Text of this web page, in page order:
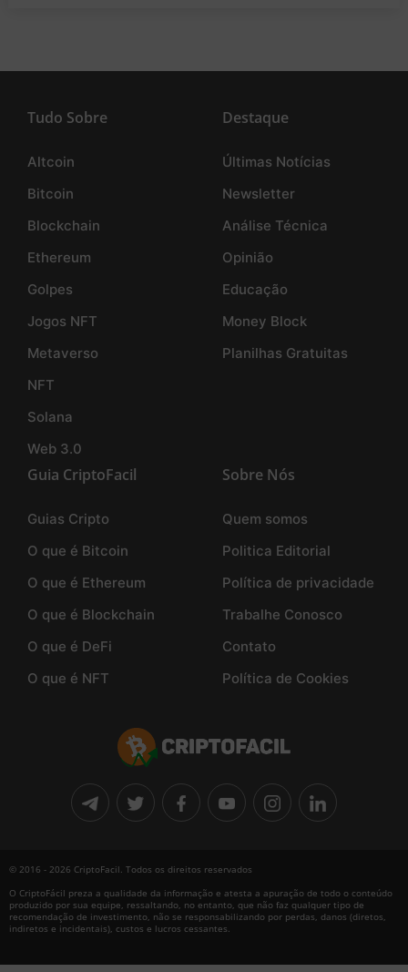
Tudo Sobre
Altcoin
Bitcoin
Blockchain
Ethereum
Golpes
Jogos NFT
Metaverso
NFT
Solana
Web 3.0
Destaque
Últimas Notícias
Newsletter
Análise Técnica
Opinião
Educação
Money Block
Planilhas Gratuitas
Guia CriptoFacil
Guias Cripto
O que é Bitcoin
O que é Ethereum
O que é Blockchain
O que é DeFi
O que é NFT
Sobre Nós
Quem somos
Politica Editorial
Política de privacidade
Trabalhe Conosco
Contato
Política de Cookies
© 2016 - 2026 CriptoFacil. Todos os direitos reservados
O CriptoFácil preza a qualidade da informação e atesta a apuração de todo o conteúdo
produzido por sua equipe, ressaltando, no entanto, que não faz qualquer tipo de
recomendação de investimento, não se responsabilizando por perdas, danos (diretos,
indiretos e incidentais), custos e lucros cessantes.